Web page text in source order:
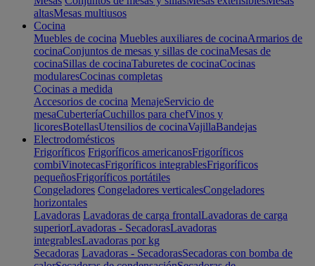
altasMesas multiusos
Cocina
Muebles de cocina Muebles auxiliares de cocinaArmarios de
cocinaConjuntos de mesas y sillas de cocinaMesas de
cocinaSillas de cocinaTaburetes de cocinaCocinas
modularesCocinas completas
Cocinas a medida
Accesorios de cocina MenajeServicio de
mesaCuberteríaCuchillos para chefVinos y
licoresBotellasUtensilios de cocinaVajillaBandejas
Electrodomésticos
Frigoríficos Frigoríficos americanosFrigoríficos
combiVinotecasFrigoríficos integrablesFrigoríficos
pequeñosFrigoríficos portátiles
Congeladores Congeladores verticalesCongeladores
horizontales
Lavadoras Lavadoras de carga frontalLavadoras de carga
superiorLavadoras - SecadorasLavadoras
integrablesLavadoras por kg
Secadoras Lavadoras - SecadorasSecadoras con bomba de